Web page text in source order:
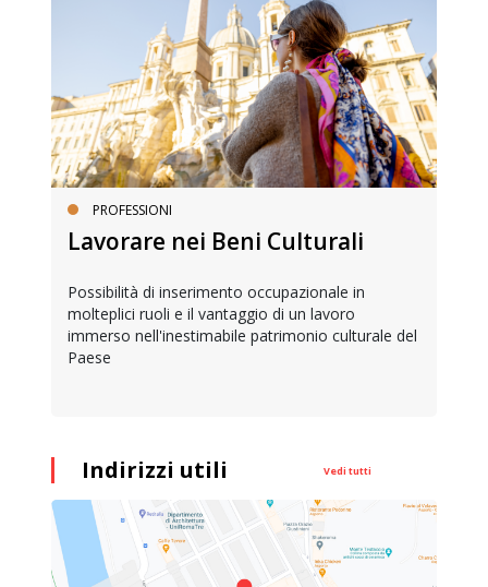
PROFESSIONI
Lavorare nei Beni Culturali
Possibilità di inserimento occupazionale in
molteplici ruoli e il vantaggio di un lavoro
immerso nell'inestimabile patrimonio culturale del
Paese
Indirizzi utili Vedi tutti